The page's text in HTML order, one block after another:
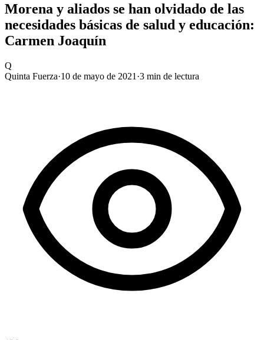
Morena y aliados se han olvidado de las
necesidades básicas de salud y educación:
Carmen Joaquín
Q
Quinta Fuerza·10 de mayo de 2021 ·3 min de lectura